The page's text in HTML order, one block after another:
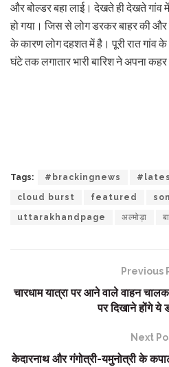
और बोल्डर बहा लाई। देखते ही देखते गांव
हो गया। जिस से लोग डरकर बाहर की
के कारण लोग दहशत में है। पूरी रात गांव
घंटे तक लगातार भारी बारिश ने अपना कहर
Tags: #brackingnews
cloud burst featured
uttarakhandpage अल्मोड़ा
Previous
चारधाम यात्रा पर आने वाले वाहन
पर दिखाने होंगे ये
Next
केदारनाथ और गंगोत्री-यमुनोत्री के